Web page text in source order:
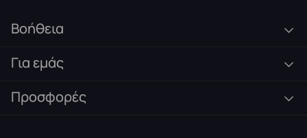
Βοήθεια
Για εμάς
Προσφορές